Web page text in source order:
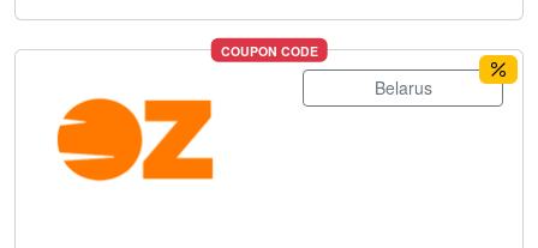
COUPON CODE
Belarus